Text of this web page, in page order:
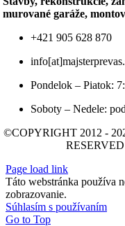
murované garáže,
+421 905 628 870
Pondelok – Piatok:
Soboty – Nedele:
©COPYRIGHT 2012 -
Page load link
Táto webstránka používa
zobrazovanie.
Súhlasím s používaním
Go to Top